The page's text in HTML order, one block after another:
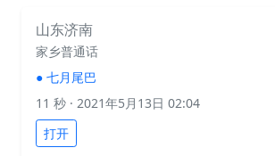
山东济南
家乡普通话
● 七月尾巴
11 秒 · 2021年5月13日 02:04
打开